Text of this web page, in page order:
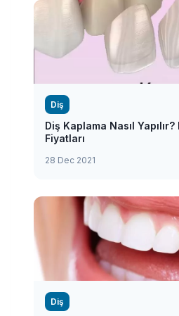
Diş
Diş Kaplama Nasıl
Fiyatları
28 Dec 2021
Diş